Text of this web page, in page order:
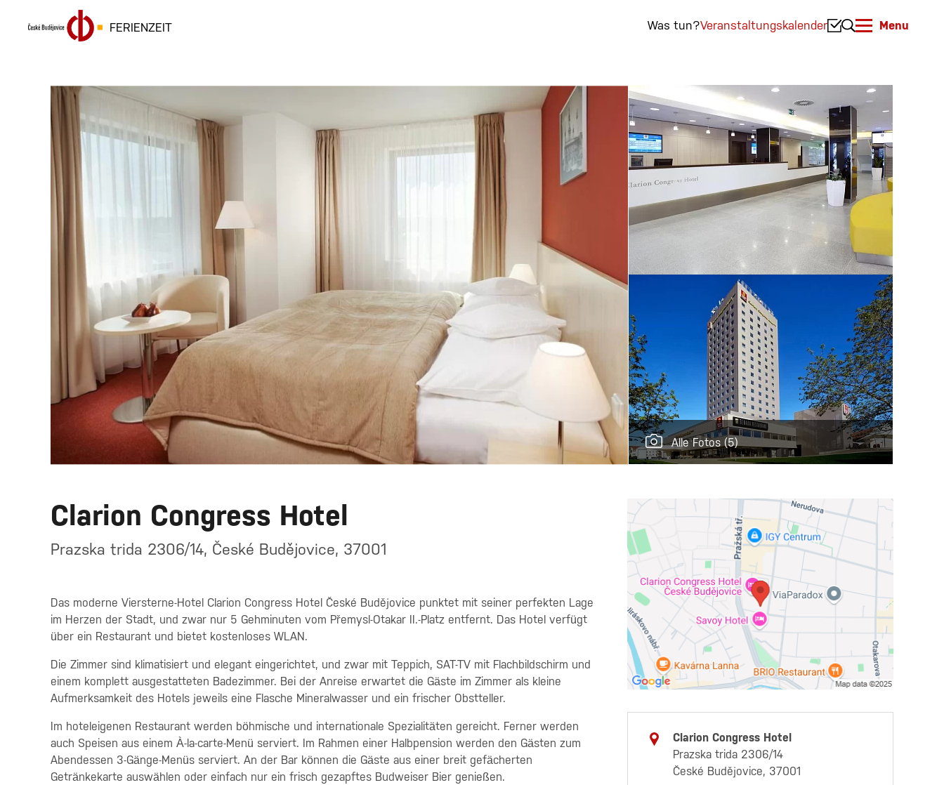
FERIENZEIT Was tun?Veranstaltungskalender Menu
Alle Fotos (5)
Clarion Congress Hotel
Prazska trida 2306/14, České Budějovice, 37001
Das moderne Viersterne-Hotel Clarion Congress Hotel České Budějovice punktet mit seiner perfekten Lage
im Herzen der Stadt, und zwar nur 5 Gehminuten vom Přemysl-Otakar II.-Platz entfernt. Das Hotel verfügt
über ein Restaurant und bietet kostenloses WLAN.
Die Zimmer sind klimatisiert und elegant eingerichtet, und zwar mit Teppich, SAT-TV mit Flachbildschirm und
einem komplett ausgestatteten Badezimmer. Bei der Anreise erwartet die Gäste im Zimmer als kleine
Aufmerksamkeit des Hotels jeweils eine Flasche Mineralwasser und ein frischer Obstteller.
Im hoteleigenen Restaurant werden böhmische und internationale Spezialitäten gereicht. Ferner werden
auch Speisen aus einem À-la-carte-Menü serviert. Im Rahmen einer Halbpension werden den Gästen zum
Abendessen 3-Gänge-Menüs serviert. An der Bar können die Gäste aus einer breit gefächerten
Getränkekarte auswählen oder einfach nur ein frisch gezapftes Budweiser Bier genießen.
Clarion Congress Hotel
Prazska trida 2306/14
České Budějovice, 37001